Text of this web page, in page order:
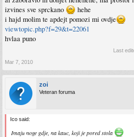
izvines sve sprckano
hehe
i hajd molim te apdejt pomozi mi ovdje
viewtopic.php?f=29&t=22061
hvlaa puno
Last
Mar 7, 2010
zoi
Veteran foruma
Ico said:
Imaju noge gdje, na kauc, koji je pored stola